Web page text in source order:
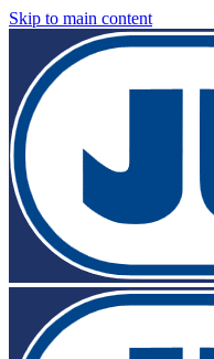
Skip to main content